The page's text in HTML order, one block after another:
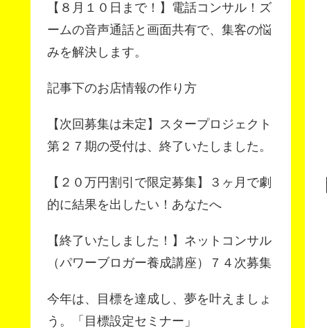
【８月１０日まで！】電話コンサル！ズ
ームの音声通話と画面共有で、集客の悩
みを解決します。
記事下のお店情報の作り方
【次回募集は未定】スタープロジェクト
第２７期の受付は、終了いたしました。
【２０万円割引で限定募集】３ヶ月で劇
的に結果を出したい！あなたへ
【終了いたしました！】ネットコンサル
（パワーブロガー養成講座）７４次募集
今年は、目標を達成し、夢を叶えましょ
う。「目標設定セミナー」